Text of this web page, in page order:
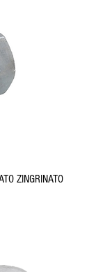
ZINGRINATO